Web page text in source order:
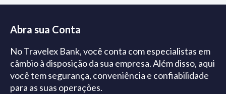
Abra sua Conta
No Travelex Bank, você conta com especialistas em
câmbio à disposição da sua empresa. Além disso, aqui
você tem segurança, conveniência e confiabilidade
para as suas operações.